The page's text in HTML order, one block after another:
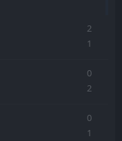
2
1
0
2
0
1